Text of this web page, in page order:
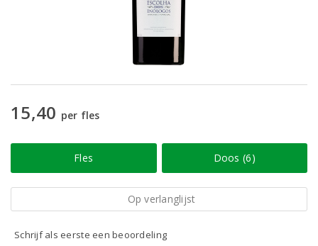
15,40 per fles
Fles Doos (6)
Op verlanglijst
Schrijf als eerste een beoordeling